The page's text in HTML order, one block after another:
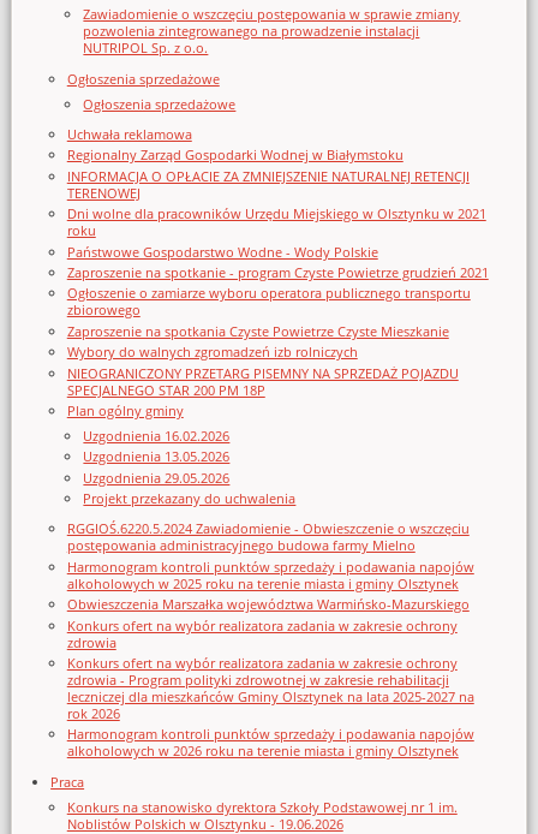
Zawiadomienie o wszczęciu postępowania w sprawie zmiany
pozwolenia zintegrowanego na prowadzenie instalacji
NUTRIPOL Sp. z o.o.
Ogłoszenia sprzedażowe
Ogłoszenia sprzedażowe
Uchwała reklamowa
Regionalny Zarząd Gospodarki Wodnej w Białymstoku
INFORMACJA O OPŁACIE ZA ZMNIEJSZENIE NATURALNEJ RETENCJI
TERENOWEJ
Dni wolne dla pracowników Urzędu Miejskiego w Olsztynku w 2021
roku
Państwowe Gospodarstwo Wodne - Wody Polskie
Zaproszenie na spotkanie - program Czyste Powietrze grudzień 2021
Ogłoszenie o zamiarze wyboru operatora publicznego transportu
zbiorowego
Zaproszenie na spotkania Czyste Powietrze Czyste Mieszkanie
Wybory do walnych zgromadzeń izb rolniczych
NIEOGRANICZONY PRZETARG PISEMNY NA SPRZEDAŻ POJAZDU
SPECJALNEGO STAR 200 PM 18P
Plan ogólny gminy
Uzgodnienia 16.02.2026
Uzgodnienia 13.05.2026
Uzgodnienia 29.05.2026
Projekt przekazany do uchwalenia
RGGIOŚ.6220.5.2024 Zawiadomienie - Obwieszczenie o wszczęciu
postępowania administracyjnego budowa farmy Mielno
Harmonogram kontroli punktów sprzedaży i podawania napojów
alkoholowych w 2025 roku na terenie miasta i gminy Olsztynek
Obwieszczenia Marszałka województwa Warmińsko-Mazurskiego
Konkurs ofert na wybór realizatora zadania w zakresie ochrony
zdrowia
Konkurs ofert na wybór realizatora zadania w zakresie ochrony
zdrowia - Program polityki zdrowotnej w zakresie rehabilitacji
leczniczej dla mieszkańców Gminy Olsztynek na lata 2025-2027 na
rok 2026
Harmonogram kontroli punktów sprzedaży i podawania napojów
alkoholowych w 2026 roku na terenie miasta i gminy Olsztynek
Praca
Konkurs na stanowisko dyrektora Szkoły Podstawowej nr 1 im.
Noblistów Polskich w Olsztynku - 19.06.2026